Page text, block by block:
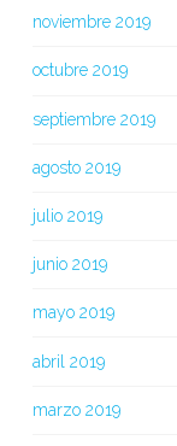
noviembre 2019
octubre 2019
septiembre 2019
agosto 2019
julio 2019
junio 2019
mayo 2019
abril 2019
marzo 2019